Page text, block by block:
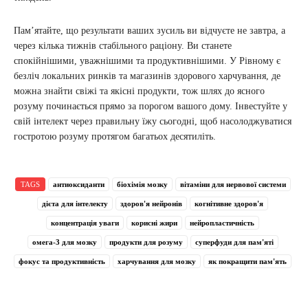
Пам’ятайте, що результати ваших зусиль ви відчуєте не завтра, а
через кілька тижнів стабільного раціону. Ви станете
спокійнішими, уважнішими та продуктивнішими. У Рівному є
безліч локальних ринків та магазинів здорового харчування, де
можна знайти свіжі та якісні продукти, тож шлях до ясного
розуму починається прямо за порогом вашого дому. Інвестуйте у
свій інтелект через правильну їжу сьогодні, щоб насолоджуватися
гостротою розуму протягом багатьох десятиліть.
TAGS антиоксиданти біохімія мозку вітаміни для нервової системи
дієта для інтелекту здоров'я нейронів когнітивне здоров'я
концентрація уваги корисні жири нейропластичність
омега-3 для мозку продукти для розуму суперфуди для пам'яті
фокус та продуктивність харчування для мозку як покращити пам'ять